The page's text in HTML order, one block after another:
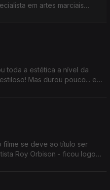
em artes marciais
toda a estética a nível da
Mas durou pouco... em
filme se deve ao título ser
Roy Orbison - ficou logo